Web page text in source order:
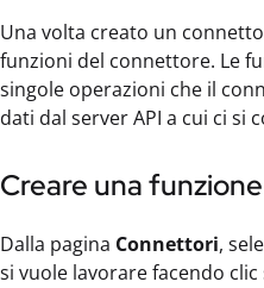
Una volta creato un
funzioni del connettore. Le
singole operazioni che il
dati dal server API a cui ci si
Creare una
Dalla pagina Connettori,
si vuole lavorare facendo